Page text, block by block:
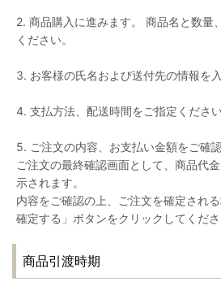
2. 商品購入に進みます。 商品名と数量
ください。
3. お客様の氏名および送付先の情報を
4. 支払方法、配送時間をご指定ください
5. ご注文の内容、お支払い金額をご確認
ご注文の最終確認画面として、商品代
示されます。
内容をご確認の上、ご注文を確定され
確定する」ボタンをクリックしてくださ
商品引渡時期